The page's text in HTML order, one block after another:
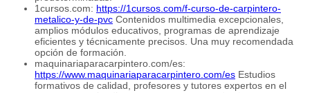
1cursos.com: https://1cursos.com/f-curso-de-carpintero-
metalico-y-de-pvc Contenidos multimedia excepcionales,
amplios módulos educativos, programas de aprendizaje
eficientes y técnicamente precisos. Una muy recomendada
opción de formación.
maquinariaparacarpintero.com/es:
https://www.maquinariaparacarpintero.com/es Estudios
formativos de calidad, profesores y tutores expertos en el